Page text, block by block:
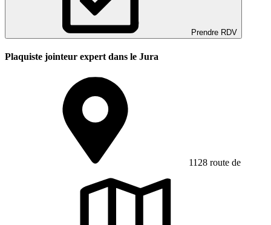
Prendre RDV
Plaquiste jointeur expert dans le Jura
1128 route de